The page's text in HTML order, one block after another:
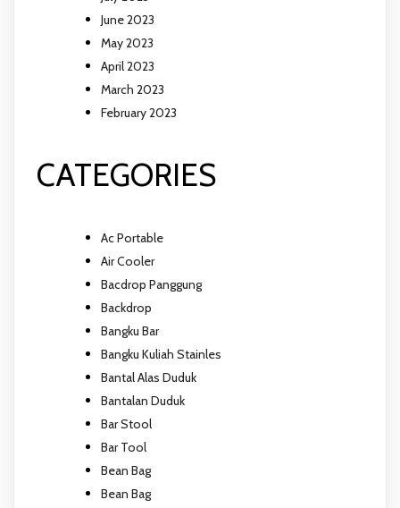
June 2023
May 2023
April 2023
March 2023
February 2023
CATEGORIES
Ac Portable
Air Cooler
Bacdrop Panggung
Backdrop
Bangku Bar
Bangku Kuliah Stainles
Bantal Alas Duduk
Bantalan Duduk
Bar Stool
Bar Tool
Bean Bag
Bean Bag